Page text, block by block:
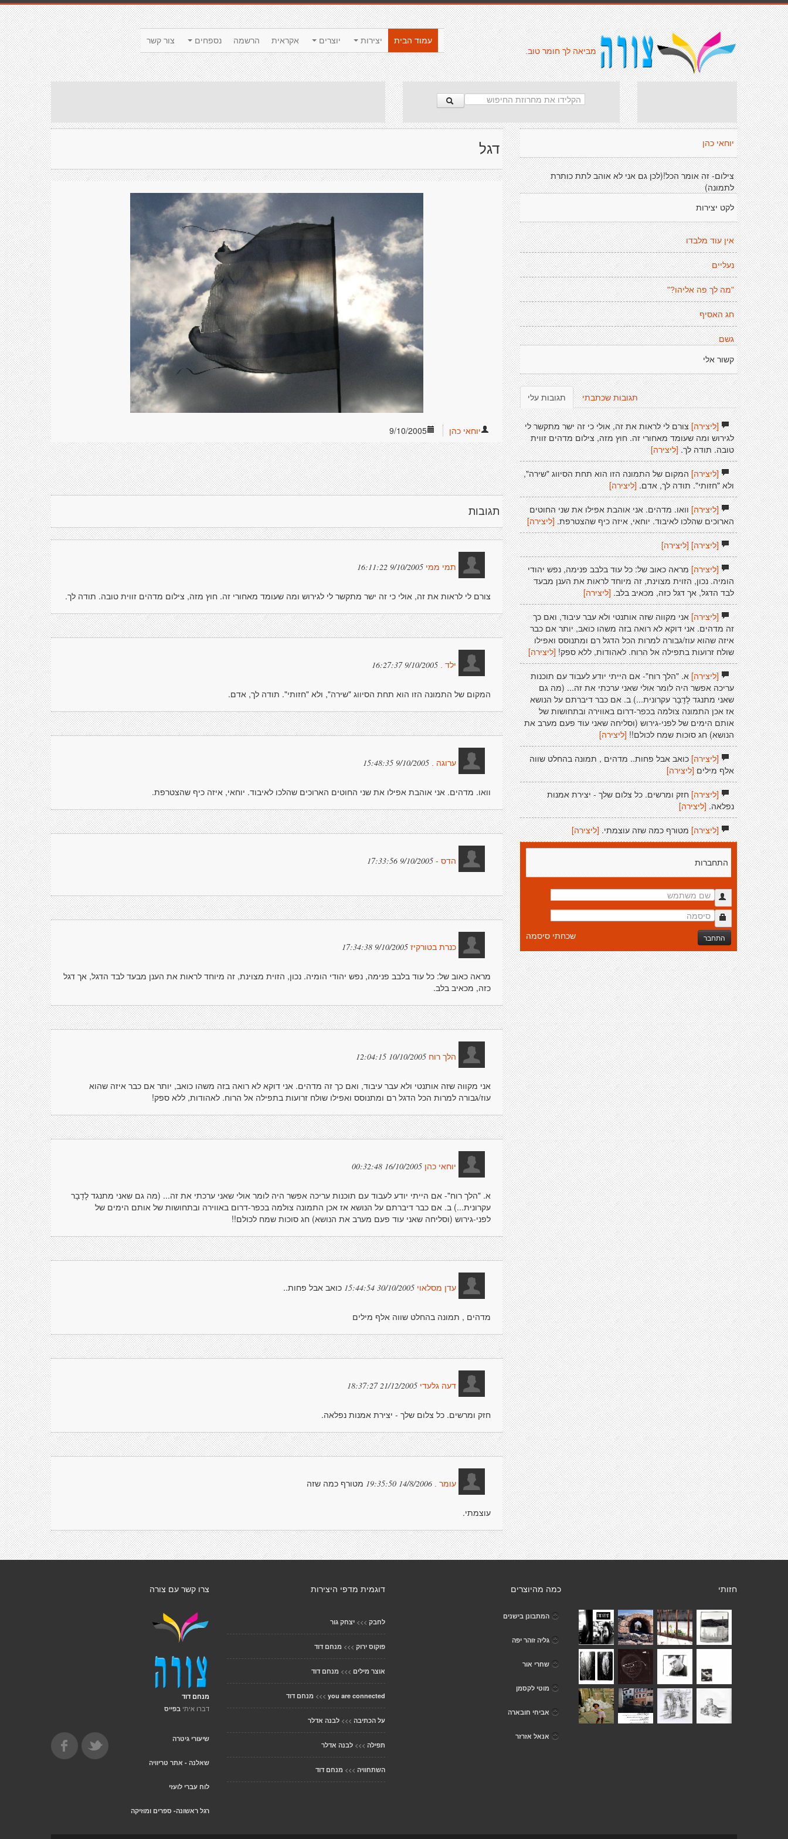
צור קשר נספחים הרשמה אקראית יוצרים יצירות
עמוד הבית
מביאה לך חומר טוב.
דגל
9/10/2005 יוחאי כהן
תגובות
תמי ממי 9/10/2005 16:11:22
צורם לי לראות את זה, אולי כי זה ישר מתקשר לי לגירוש ומה שעומד מאחורי זה. חוץ מזה, צילום מדהים זווית טובה. תודה לך.
ילד . 9/10/2005 16:27:37
המקום של התמונה הזו הוא תחת הסיווג "שירה", ולא "חזותי". תודה לך, אדם.
ערוגה . 9/10/2005 15:48:35
וואו. מדהים. אני אוהבת אפילו את שני החוטים הארוכים שהלכו לאיבוד. יוחאי, איזה כיף שהצטרפת.
הדס - 9/10/2005 17:33:56
כנרת בטורקיז 9/10/2005 17:34:38
מראה כאוב של: כל עוד בלבב פנימה, נפש יהודי הומיה. נכון, הזוית מצוינת, זה מיוחד לראות את הענן מבעד לבד הדגל, אך דגל
כזה, מכאיב בלב.
הלך רוח 10/10/2005 12:04:15
אני מקווה שזה אותנטי ולא עבר עיבוד, ואם כך זה מדהים. אני דוקא לא רואה בזה משהו כואב, יותר אם כבר איזה שהוא
עוז/גבורה למרות הכל הדגל רם ומתנוסס ואפילו שולח זרועות בתפילה אל הרוח. לאהודות, ללא ספק!
יוחאי כהן 16/10/2005 00:32:48
א. "הלך רוח"- אם הייתי יודע לעבוד עם תוכנות עריכה אפשר היה לומר אולי שאני ערכתי את זה... (מה גם שאני מתנגד לָדָבָר
עקרונית...) ב. אם כבר דיברתם על הנושא אז אכן התמונה צולמה בכפר-דרום באווירה ובתחושות של אותם הימים של
לפני-גירוש (וסליחה שאני עוד פעם מערב את הנושא) חג סוכות שמח לכולם!!
עדן מסלאוי 30/10/2005 15:44:54 כואב אבל פחות..
מדהים , תמונה בהחלט שווה אלף מילים
דעה גלעדי 21/12/2005 18:37:27
חזק ומרשים. כל צלום שלך - יצירת אמנות נפלאה.
עומר . 14/8/2006 19:35:50 מטורף כמה שזה
עוצמתי.
יוחאי כהן
צילום- זה אומר הכל!(לכן גם אני לא אוהב לתת כותרת
לתמונה)
לקט יצירות
אין עוד מלבדו
נעליים
"מה לך פה אליהו?"
חג האסיף
גשם
קשור אלי
תגובות עלי תגובות שכתבתי
[ליצירה]צורם לי לראות את זה, אולי כי זה ישר מתקשר לי
לגירוש ומה שעומד מאחורי זה. חוץ מזה, צילום מדהים זווית
טובה. תודה לך. [ליצירה]
[ליצירה]המקום של התמונה הזו הוא תחת הסיווג "שירה",
ולא "חזותי". תודה לך, אדם. [ליצירה]
[ליצירה]וואו. מדהים. אני אוהבת אפילו את שני החוטים
הארוכים שהלכו לאיבוד. יוחאי, איזה כיף שהצטרפת.[ליצירה]
[ליצירה] [ליצירה]
[ליצירה]מראה כאוב של: כל עוד בלבב פנימה, נפש יהודי
הומיה. נכון, הזוית מצוינת, זה מיוחד לראות את הענן מבעד
לבד הדגל, אך דגל כזה, מכאיב בלב. [ליצירה]
[ליצירה]אני מקווה שזה אותנטי ולא עבר עיבוד, ואם כך
זה מדהים. אני דוקא לא רואה בזה משהו כואב, יותר אם כבר
איזה שהוא עוז/גבורה למרות הכל הדגל רם ומתנוסס ואפילו
שולח זרועות בתפילה אל הרוח. לאהודות, ללא ספק! [ליצירה]
[ליצירה]א. "הלך רוח"- אם הייתי יודע לעבוד עם תוכנות
עריכה אפשר היה לומר אולי שאני ערכתי את זה... (מה גם
שאני מתנגד לָדָבָר עקרונית...) ב. אם כבר דיברתם על הנושא
אז אכן התמונה צולמה בכפר-דרום באווירה ובתחושות של
אותם הימים של לפני-גירוש (וסליחה שאני עוד פעם מערב את
הנושא) חג סוכות שמח לכולם!! [ליצירה]
[ליצירה]כואב אבל פחות.. מדהים , תמונה בהחלט שווה
אלף מילים[ליצירה]
[ליצירה]חזק ומרשים. כל צלום שלך - יצירת אמנות
נפלאה. [ליצירה]
[ליצירה]מטורף כמה שזה עוצמתי. [ליצירה]
התחברות
התחבר שכחתי סיסמה
צרו קשר עם צורה
מנחם דוד
דברו איתי בפייס
שיעורי גיטרה
שאלנה - אתר טריוויה
לוח עברי לועזי
רגל ראשונה- ספרים ומוזיקה
דוגמית מדפי היצירות
לחבק >>> יצחק גור
פוקוס ירוק >>> מנחם דוד
אוצר מילים >>> מנחם דוד
you are connected
>>> מנחם דוד
על הכתיבה >>> לבנה אדלר
תפילה >>> לבנה אדלר
השתחוויה >>> מנחם דוד
כמה מהיוצרים
המתבונן בישנים
גליה זוהר יפה
שחרי אור
מוטי לקסמן
אביחי חובארה
אנאל אזרזר
חזותי